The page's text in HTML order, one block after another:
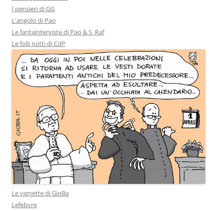
I pensieri di GG
L'angolo di Pao
Le fantainterviste di Pao & S_Raf
Le folli notti di CdP
Le vignette di GioBa
Lefebvre